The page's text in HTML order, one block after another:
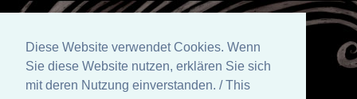
Diese Website verwendet Cookies. Wenn
Sie diese Website nutzen, erklären Sie sich
mit deren Nutzung einverstanden. / This